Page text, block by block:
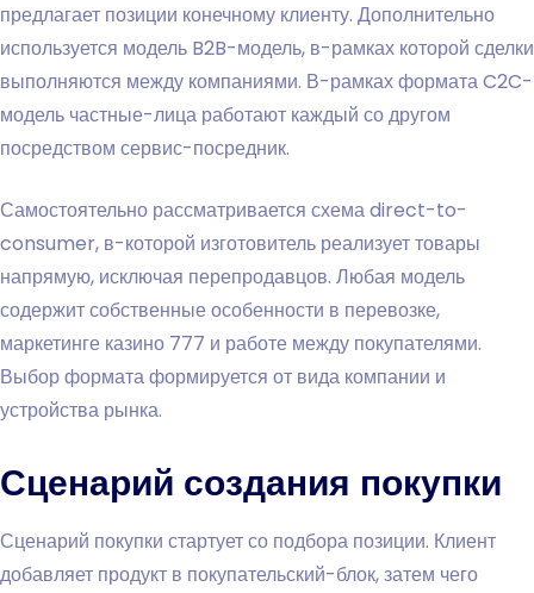
предлагает позиции конечному клиенту. Дополнительно
используется модель B2B-модель, в-рамках которой сделки
выполняются между компаниями. В-рамках формата C2C-
модель частные-лица работают каждый со другом
посредством сервис-посредник.
Самостоятельно рассматривается схема direct-to-
consumer, в-которой изготовитель реализует товары
напрямую, исключая перепродавцов. Любая модель
содержит собственные особенности в перевозке,
маркетинге казино 777 и работе между покупателями.
Выбор формата формируется от вида компании и
устройства рынка.
Сценарий создания покупки
Сценарий покупки стартует со подбора позиции. Клиент
добавляет продукт в покупательский-блок, затем чего